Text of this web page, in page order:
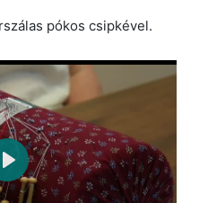
pókos csipkével.
Play